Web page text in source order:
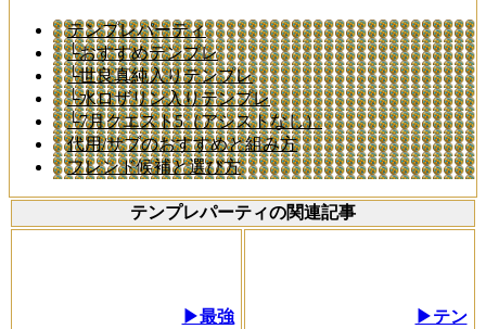
テンプレパーティ
└おすすめテンプレ
└世良真純入りテンプレ
└水ロザリン入りテンプレ
└7月クエスト5（アシストなし）
代用/サブのおすすめと組み方
フレンド候補と選び方
テンプレパーティの関連記事
▶最強
▶テン